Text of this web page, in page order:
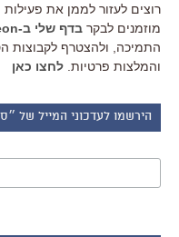
רוצים לעזור לממן את
מוזמנים לבקר בדף שלי ב-Patreon
התמיכה, ולהצטרף לקבוצות
והמלצות פרטיות. לחצו כאן
הירשמו לעדכוני המייל של